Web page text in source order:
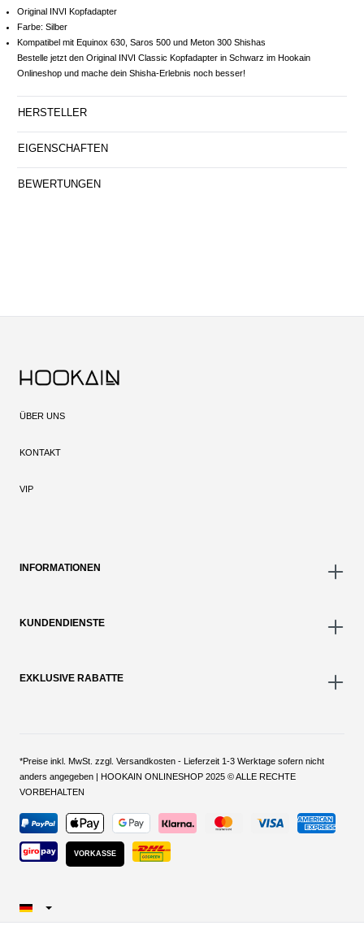
Original INVI Kopfadapter
Farbe: Silber
Kompatibel mit Equinox 630, Saros 500 und Meton 300 Shishas
Bestelle jetzt den Original INVI Classic Kopfadapter in Schwarz im Hookain
Onlineshop und mache dein Shisha-Erlebnis noch besser!
HERSTELLER
EIGENSCHAFTEN
BEWERTUNGEN
ÜBER UNS
KONTAKT
VIP
INFORMATIONEN
KUNDENDIENSTE
EXKLUSIVE RABATTE
*Preise inkl. MwSt. zzgl. Versandkosten - Lieferzeit 1-3 Werktage sofern nicht
anders angegeben | HOOKAIN ONLINESHOP 2025 © ALLE RECHTE
VORBEHALTEN
VORKASSE